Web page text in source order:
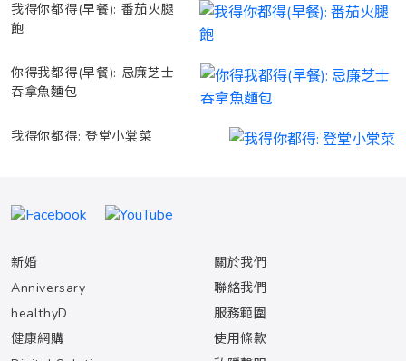
我得你都得(早餐): 番茄火腿
飽
你得我都得(早餐): 忌廉芝士
吞拿魚麵包
我得你都得: 登堂小棠菜
新婚
Anniversary
healthyD
健康網購
關於我們
聯絡我們
服務範圍
使用條款